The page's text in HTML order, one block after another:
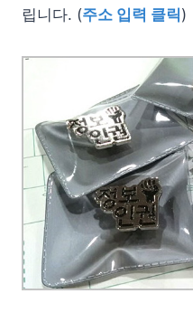
립니다. (주소 입력 클릭)